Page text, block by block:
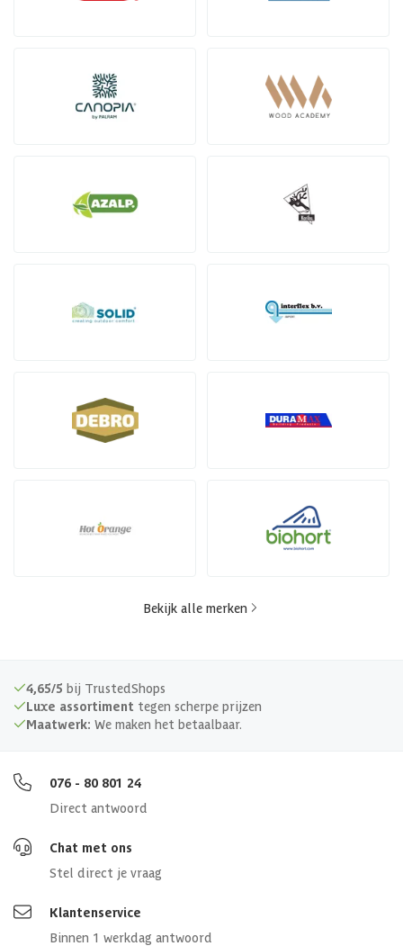
Bekijk alle merken
4,65/5 bij TrustedShops
Luxe assortiment tegen scherpe prijzen
Maatwerk: We maken het betaalbaar.
076 - 80 801 24
Direct antwoord
Chat met ons
Stel direct je vraag
Klantenservice
Binnen 1 werkdag antwoord